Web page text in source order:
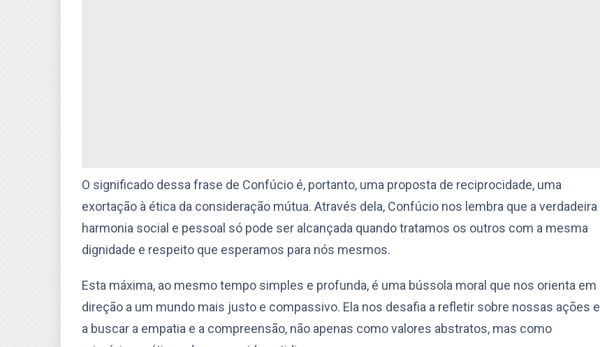
O significado dessa frase de Confúcio é, portanto, uma proposta de reciprocidade, uma
exortação à ética da consideração mútua. Através dela, Confúcio nos lembra que a verdadeira
harmonia social e pessoal só pode ser alcançada quando tratamos os outros com a mesma
dignidade e respeito que esperamos para nós mesmos.
Esta máxima, ao mesmo tempo simples e profunda, é uma bússola moral que nos orienta em
direção a um mundo mais justo e compassivo. Ela nos desafia a refletir sobre nossas ações e
a buscar a empatia e a compreensão, não apenas como valores abstratos, mas como